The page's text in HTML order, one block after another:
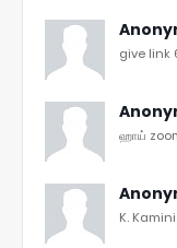
give link
ஹாய்
K. Kamini